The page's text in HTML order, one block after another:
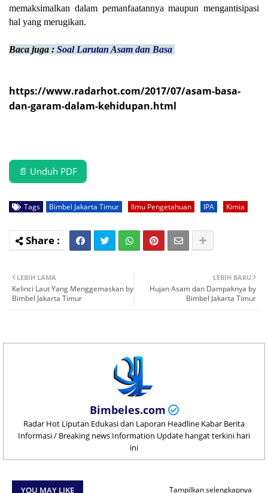
memaksimalkan dalam pemanfaatannya maupun mengantisipasi
hal yang merugikan.
Baca juga : Soal Larutan Asam dan Basa
https://www.radarhot.com/2017/07/asam-basa-
dan-garam-dalam-kehidupan.html
📄 Unduh PDF
Tags Bimbel Jakarta Timur Ilmu Pengetahuan IPA Kimia
LEBIH BARU
Hujan Asam dan Dampaknya by
Bimbel Jakarta Timur
LEBIH LAMA
Kelinci Laut Yang Menggemaskan by
Bimbel Jakarta Timur
Bimbeles.com
Radar Hot Liputan Edukasi dan Laporan Headline Kabar Berita
Informasi / Breaking news Information Update hangat terkini hari
ini
YOU MAY LIKE Tampilkan selengkapnya